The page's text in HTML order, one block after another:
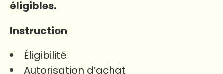
éligibles.
Instruction
Éligibilité
Autorisation d’achat